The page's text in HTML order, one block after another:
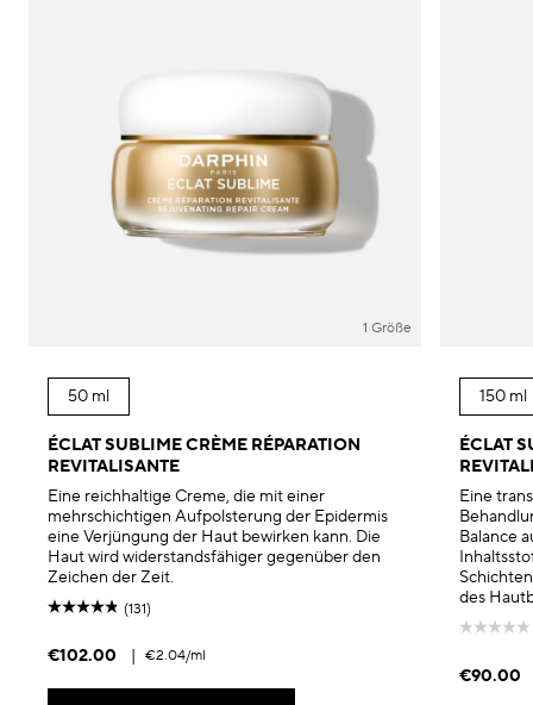
1 Größe
50 ml
ÉCLAT SUBLIME CRÈME RÉPARATION
REVITALISANTE
Eine reichhaltige Creme, die mit einer
mehrschichtigen Aufpolsterung der Epidermis
eine Verjüngung der Haut bewirken kann. Die
Haut wird widerstandsfähiger gegenüber den
Zeichen der Zeit.
(131)
€102.00 | €2.04/ml
150 ml
ÉCLAT
Eine
Balance
des
€90.00